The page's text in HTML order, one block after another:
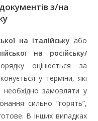
з/на
на італійську або
на російську/
оцінюється за
у терміни, які
необхідно замовляти у
сильно “горять”,
В інших випадках